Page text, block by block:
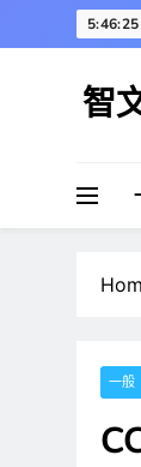
to
智
一般